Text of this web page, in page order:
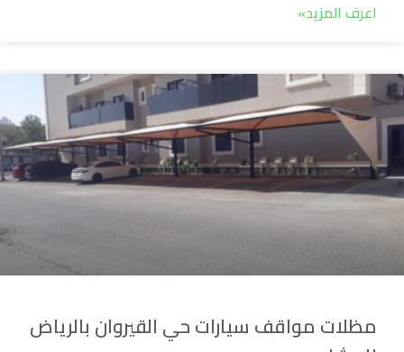
اعرف المزيد»
مظلات مواقف سيارات حي القيروان بالرياض